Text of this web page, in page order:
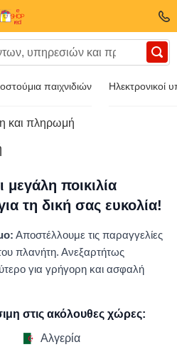
παιχνιδιών Ηλεκτρονικοί
και πληρωμή
ποικιλία
τη δική σας ευκολία!
Αποστέλλουμε τις παραγγελίες
πλανήτη. Ανεξαρτήτως
για γρήγορη και ασφαλή
στις ακόλουθες χώρες:
Αλγερία